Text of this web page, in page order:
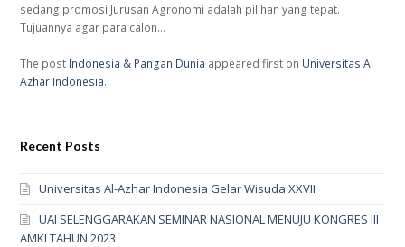
sedang promosi Jurusan Agronomi adalah pilihan yang tepat.
Tujuannya agar para calon…
The post Indonesia & Pangan Dunia appeared first on Universitas Al
Azhar Indonesia.
Recent Posts
Universitas Al-Azhar Indonesia Gelar Wisuda XXVII
UAI SELENGGARAKAN SEMINAR NASIONAL MENUJU KONGRES III
AMKI TAHUN 2023